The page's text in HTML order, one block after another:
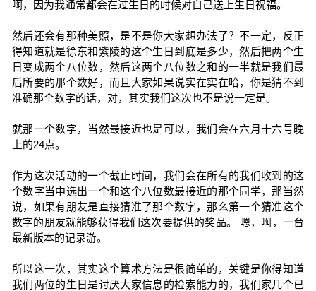
啊，因为我通常都会在过生日的时候对自己送上生日祝福。
然后还会有那种美照，是不是你大家想办法了？不一定，反正
得知道就是徐东和紫陵的这个生日到底是多少，然后把两个生
日变成两个八位数，然后这两个八位数之和的一半就是我们最
后所要的那个数好，而且大家如果说实在实在哈，你是猜不到
准确那个数字的话，对，其实我们这次也不是说一定是。
就那一个数字，当然最接近也是可以，我们会在六月十六号晚
上的24点。
作为这次活动的一个截止时间，我们会在所有的我们收到的这
个数字当中选出一个和这个八位数最接近的那个同学，那当然
说，如果有朋友是直接猜准了那个数字，那么第一个猜准这个
数字的朋友就能够获得我们这次要提供的奖品。 嗯，啊，一台
最新版本的记录游。
所以这一次，其实这个算术方法是很简单的，关键是你得知道
我们两位的生日是讨厌大家信息的检索能力的，我们家几个已